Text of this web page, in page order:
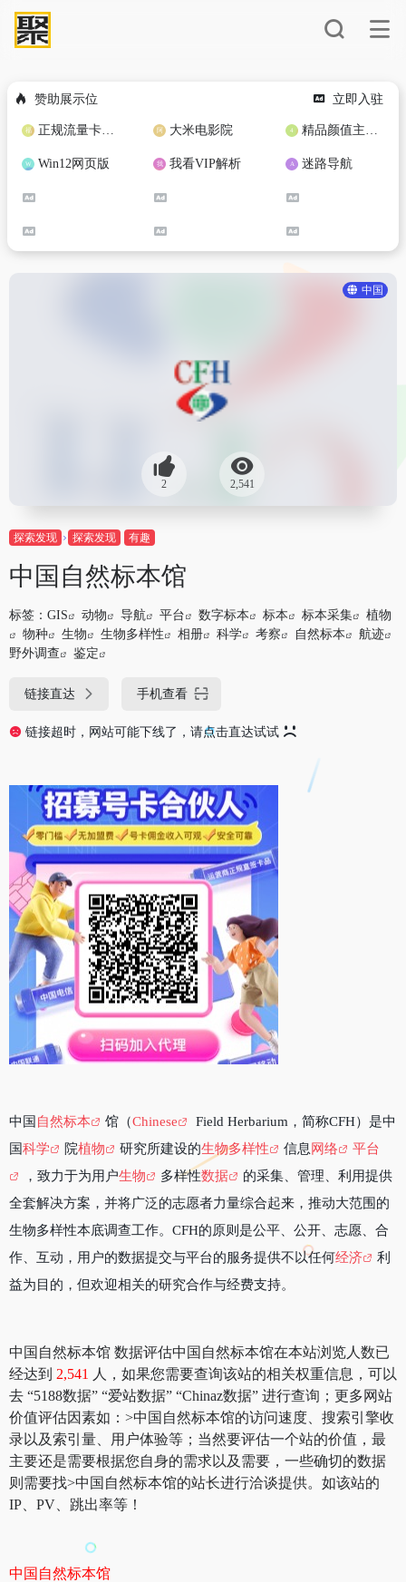
赞助展示位 立即入驻
正规流量卡免费加盟合作 大米电影院 精品颜值主播定制
Win12网页版 我看VIP解析 迷路导航
中国
2 2,541
探索发现 探索发现 有趣
中国自然标本馆
标签： GIS 动物 导航 平台 数字标本 标本 标本采集
植物
物种
生物 生物多样性 相册 科学 考察 自然标本
航迹
野外调查
鉴定
链接直达 手机查看
链接超时，网站可能下线了，请点击直达试试
中国 自然标本 馆（Chinese
Field Herbarium，简称CFH）是中
国科学 院植物 研究所建设的生物多样性 信息 网络
平台
，致力于为用户生物 多样性数据
的采集、管理、利用提供
全套解决方案，并将广泛的志愿者力量综合起来，推动大范围的
生物多样性本底调查工作。CFH的原则是公平、公开、志愿、合
作、互动，用户的数据提交与平台的服务提供不以任何经济
利
益为目的，但欢迎相关的研究合作与经费支持。
中国自然标本馆 数据评估中国自然标本馆在本站浏览人数已
经达到 2,541 人，如果您需要查询该站的相关权重信息，可以
去 “5188数据” “爱站数据” “Chinaz数据” 进行查询；更多网站
价值评估因素如：>中国自然标本馆的访问速度、搜索引擎收
录以及索引量、用户体验等；当然要评估一个站的价值，最
主要还是需要根据您自身的需求以及需要，一些确切的数据
则需要找>中国自然标本馆的站长进行洽谈提供。如该站的
IP、PV、跳出率等！
中国自然标本馆